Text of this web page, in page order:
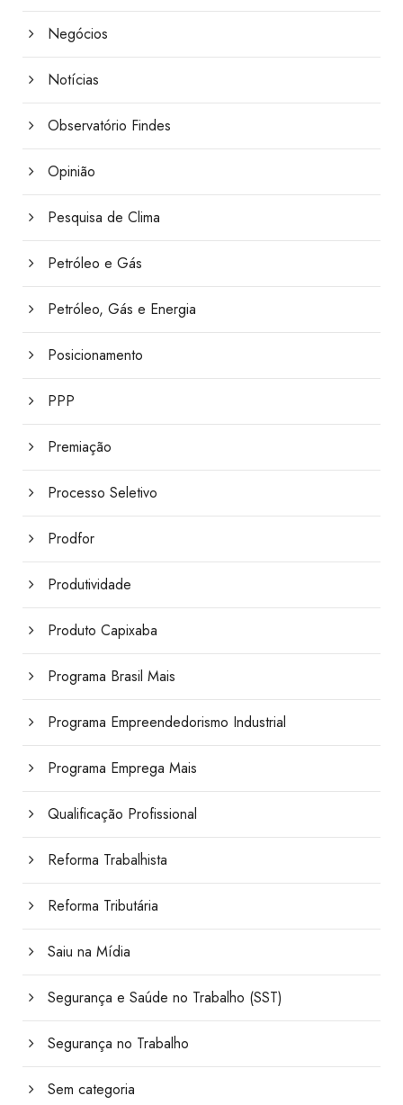
Negócios
Notícias
Observatório Findes
Opinião
Pesquisa de Clima
Petróleo e Gás
Petróleo, Gás e Energia
Posicionamento
PPP
Premiação
Processo Seletivo
Prodfor
Produtividade
Produto Capixaba
Programa Brasil Mais
Programa Empreendedorismo Industrial
Programa Emprega Mais
Qualificação Profissional
Reforma Trabalhista
Reforma Tributária
Saiu na Mídia
Segurança e Saúde no Trabalho (SST)
Segurança no Trabalho
Sem categoria